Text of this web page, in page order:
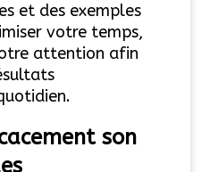
et des exemples
votre temps,
attention afin
son